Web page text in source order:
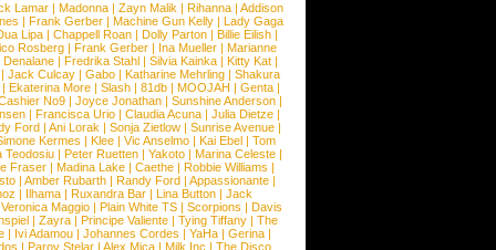
Lamar | Madonna | Zayn Malik | Rihanna | Addison
| Frank Gerber| Machine Gun Kelly| Lady Gaga
Lipa | Chappell Roan | Dolly Parton | Billie Eilish |
Rosberg| Frank Gerber| Ina Mueller| Marianne
Denalane | Fredrika Stahl | Silvia Kainka | Kitty Kat |
Jack Culcay | Gabo | Katharine Mehrling | Shakura
Ekaterina More| Slash| 81db| MOOJAH | Genta|
No9 | Joyce Jonathan | Sunshine Anderson |
| Francisca Urio | Claudia Acuna | Julia Dietze |
Ford | Ani Lorak | Sonja Zietlow | Sunrise Avenue |
Kermes | Klee| Vic Anselmo| Kai Ebel| Tom
Teodosiu| Peter Ruetten| Yakoto| Marina Celeste|
Fraser| Madina Lake| Caethe| Robbie Williams |
| Amber Rubarth| Randy Ford| Appassionante|
| Ilhama| Ruxandra Bar| Lina Button| Jack
Veronica Maggio| Plain White TS| Scorpions | Davis
| Zayra | Principe Valiente | Tying Tiffany | The
| Ivi Adamou | Johannes Cordes | YaHa | Gerina |
| Parov Stelar | Alex Mica | Milk Inc | The Disco